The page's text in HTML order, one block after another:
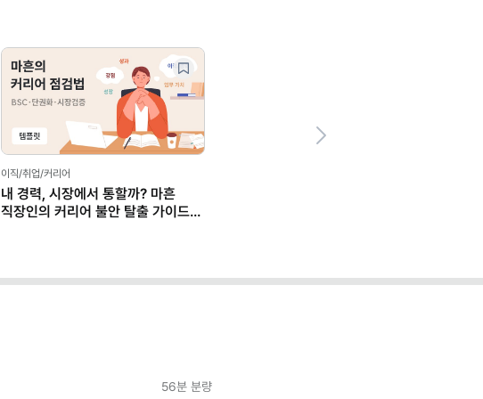
이직/취업/커리어
내 경력, 시장에서 통할까? 마흔
직장인의 커리어 불안 탈출 가이드
56분 분량